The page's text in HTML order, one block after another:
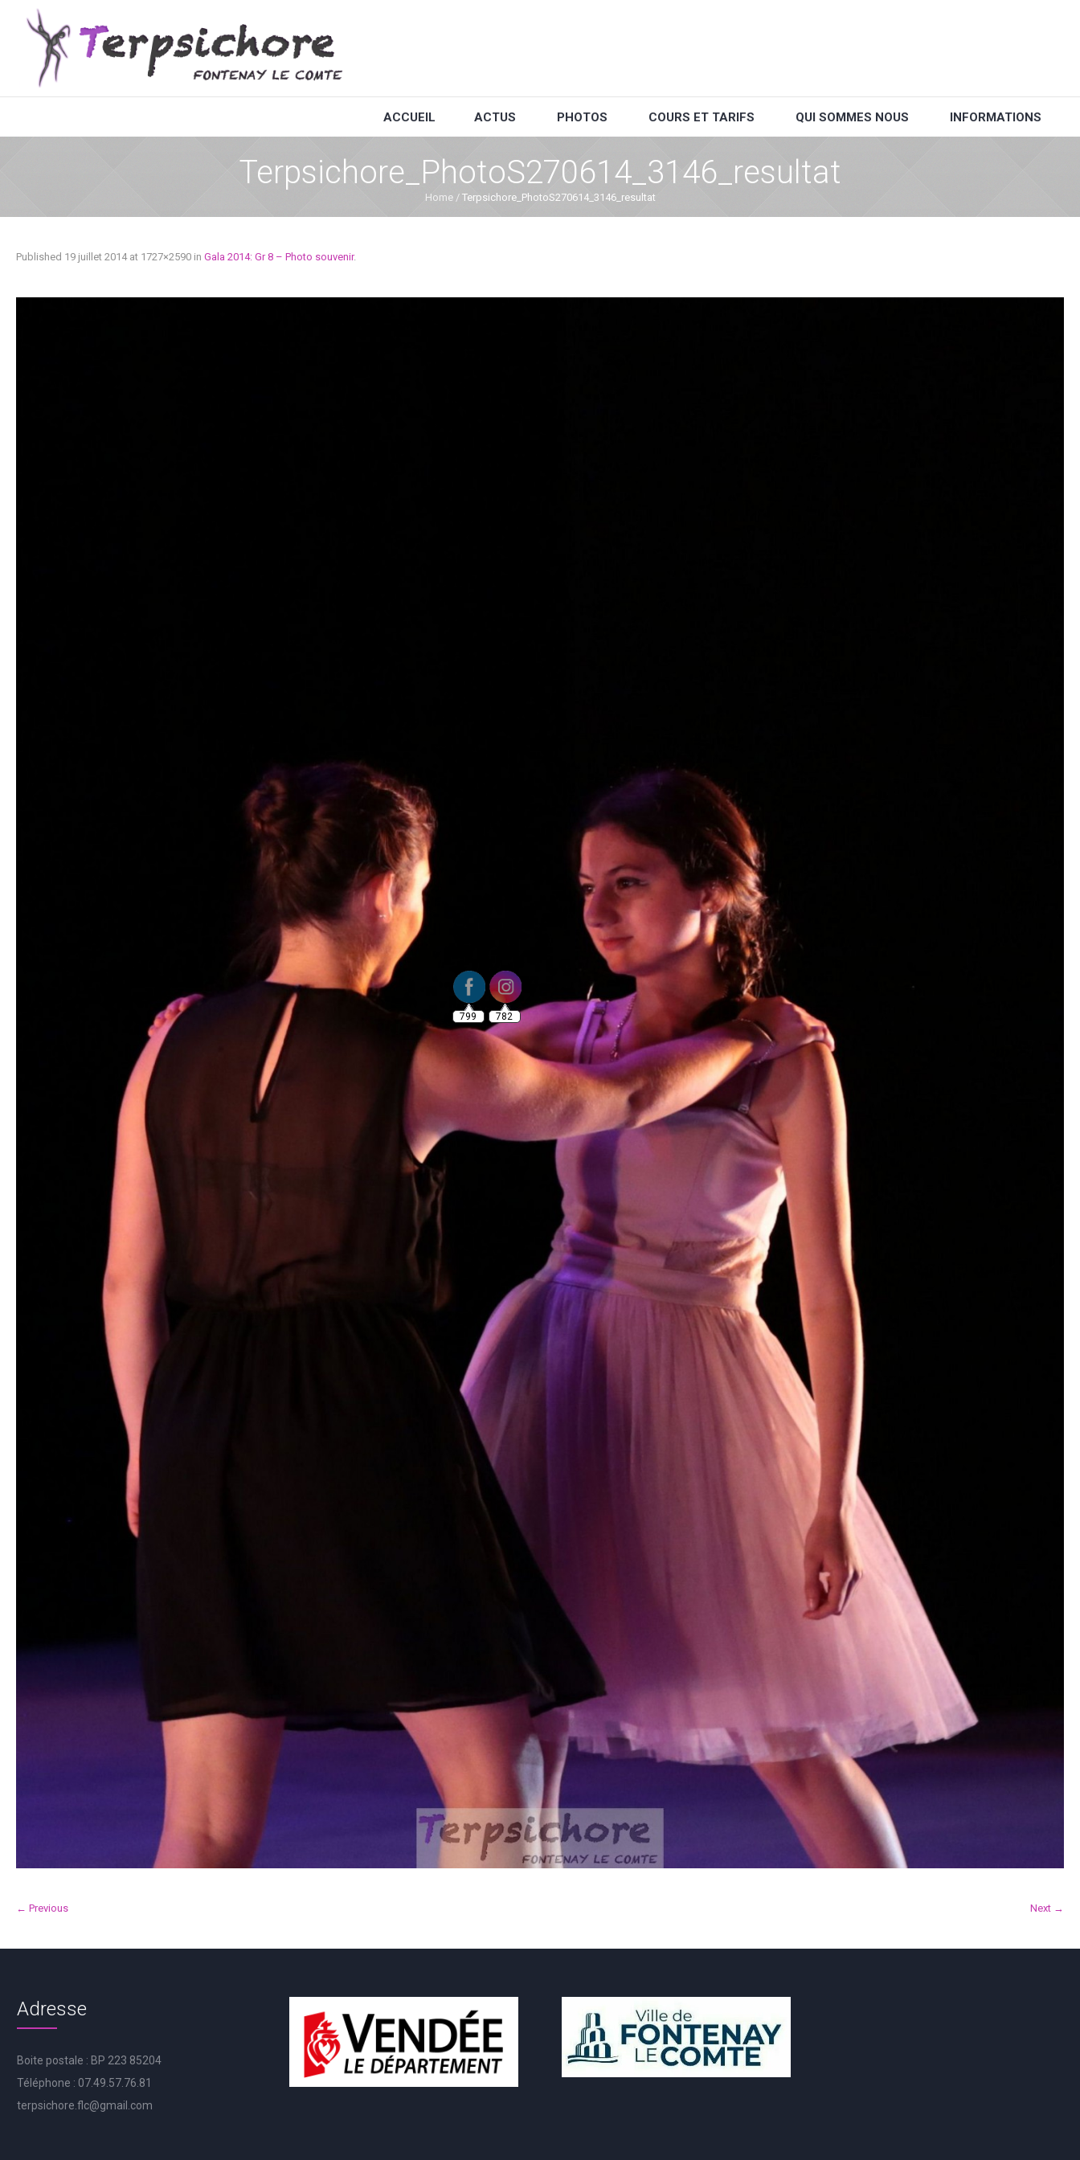
ACCUEIL ACTUS PHOTOS COURS ET TARIFS QUI SOMMES NOUS INFORMATIONS
Terpsichore_PhotoS270614_3146_resultat
Home / Terpsichore_PhotoS270614_3146_resultat
Published 19 juillet 2014at 1727×2590 in Gala 2014: Gr 8 – Photo souvenir.
← Previous Next →
Adresse
Boite postale : BP 223 85204
Téléphone : 07.49.57.76.81
terpsichore.flc@gmail.com